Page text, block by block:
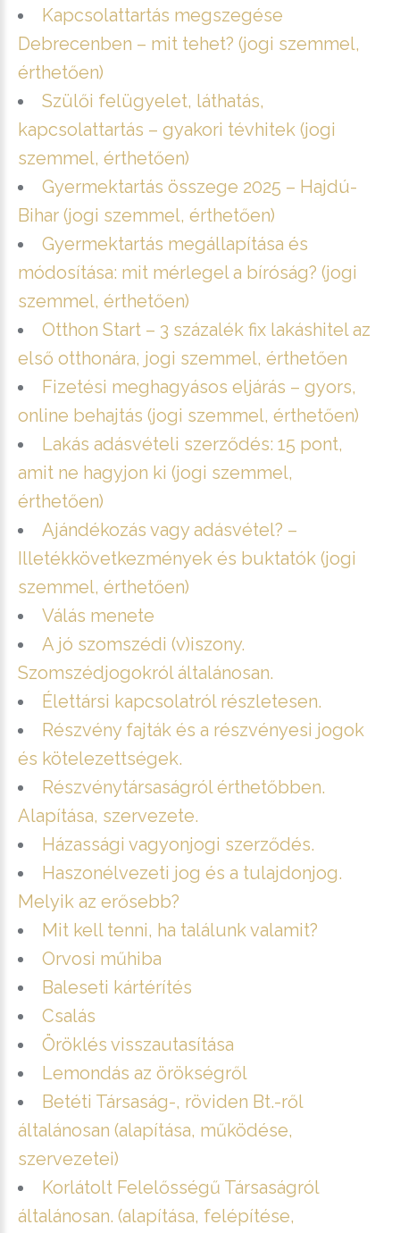
Kapcsolattartás megszegése
Debrecenben – mit tehet? (jogi szemmel,
érthetően)
Szülői felügyelet, láthatás,
kapcsolattartás – gyakori tévhitek (jogi
szemmel, érthetően)
Gyermektartás összege 2025 – Hajdú-
Bihar (jogi szemmel, érthetően)
Gyermektartás megállapítása és
módosítása: mit mérlegel a bíróság? (jogi
szemmel, érthetően)
Otthon Start – 3 százalék fix lakáshitel az
első otthonára, jogi szemmel, érthetően
Fizetési meghagyásos eljárás – gyors,
online behajtás (jogi szemmel, érthetően)
Lakás adásvételi szerződés: 15 pont,
amit ne hagyjon ki (jogi szemmel,
érthetően)
Ajándékozás vagy adásvétel? –
Illetékkövetkezmények és buktatók (jogi
szemmel, érthetően)
Válás menete
A jó szomszédi (v)iszony.
Szomszédjogokról általánosan.
Élettársi kapcsolatról részletesen.
Részvény fajták és a részvényesi jogok
és kötelezettségek.
Részvénytársaságról érthetőbben.
Alapítása, szervezete.
Házassági vagyonjogi szerződés.
Haszonélvezeti jog és a tulajdonjog.
Melyik az erősebb?
Mit kell tenni, ha találunk valamit?
Orvosi műhiba
Baleseti kártérítés
Csalás
Öröklés visszautasítása
Lemondás az örökségről
Betéti Társaság-, röviden Bt.-ről
általánosan (alapítása, működése,
szervezetei)
Korlátolt Felelősségű Társaságról
általánosan. (alapítása, felépítése,